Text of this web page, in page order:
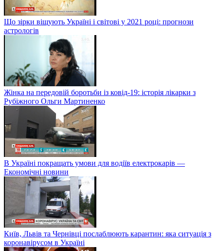
Що зірки віщують Україні і світові у 2021 році: прогнози
астрологів
Жінка на передовій боротьби із ковід-19: історія лікарки з
Рубіжного Ольги Мартиненко
В Україні покращать умови для водіїв електрокарів —
Економічні новини
Київ, Львів та Чернівці послаблюють карантин: яка ситуація з
коронавірусом в Україні